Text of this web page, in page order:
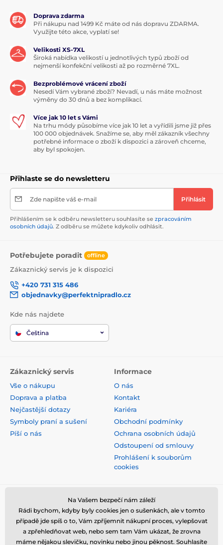
Doprava zdarma
Při nákupu nad 1499 Kč máte od nás dopravu ZDARMA.
Využijte této akce, vyplatí se!
Velikosti XS-7XL
Široká nabídka velikostí u jednotlivých typů zboží od
nejmenší konfekční velikosti až po rozměrné 7XL.
Bezproblémové vrácení zboží
Nesedí Vám vybrané zboží? Nevadí, u nás máte možnost
výměny do 30 dnů a bez komplikací.
Více jak 10 let s Vámi
Na trhu módy působíme více jak 10 let a vyřídili jsme již přes
100 000 objednávek. Snažíme se, aby měl zákazník všechny
potřebné informace o zboží k dispozici a zároveň chceme,
aby byl spokojen.
Přihlaste se do newsletteru
Zde napište váš e-mail Přihlásit
Přihlášením se k odběru newsletteru souhlasíte se zpracováním
osobních údajů. Z odběru se můžete kdykoliv odhlásit.
Potřebujete poradit offline
Zákaznický servis je k dispozici
+420 731 315 486
objednavky@perfektnipradlo.cz
Kde nás najdete
Čeština
Zákaznický servis
Vše o nákupu
Doprava a platba
Nejčastější dotazy
Symboly praní a sušení
Píší o nás
Informace
O nás
Kontakt
Kariéra
Obchodní podmínky
Ochrana osobních údajů
Odstoupení od smlouvy
Prohlášení k souborům
cookies
Bezpečná platba kartou
Na Vašem bezpečí nám záleží
Rádi bychom, kdyby byly cookies jen o sušenkách, ale v tomto
případě jde spíš o to, Vám zpříjemnit nákupní proces, vylepšovat
a zpřehledňovat web, nebo sem tam Vám ukázat, že zrovna
máme nějakou slevičku, novinku nebo jinou pěknost. Souhlasíte